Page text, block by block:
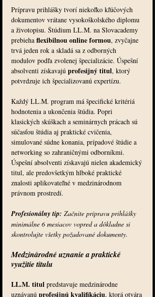
Prípravu prihlášky tvorí niekoľko kľúčových
dokumentov vrátane vysokoškolského diplomu
a životopisu. Štúdium LL.M. na Slovacademy
prebieha flexibilnou online formou, zvyčajne
trvá jeden rok a skladá sa z odborných
modulov podľa zvolenej špecializácie. Úspešní
absolventi získavajú profesijný titul, ktorý
potvrdzuje ich špecializovanú expertízu.
Každý LL.M. program má špecifické kritériá
hodnotenia a ukončenia štúdia. Popri
klasických skúškach a seminárnych prácach sú
súčasťou štúdia aj praktické cvičenia,
simulované súdne konania, prípadové štúdie a
networking so zahraničnými odborníkmi.
Úspešní absolventi získavajú nielen akademický
titul, ale predovšetkým hlboké praktické
znalosti aplikovateľné v medzinárodnom
právnom prostredí.
Profesionálny tip: Začnite prípravu prihlášky
minimálne 6 mesiacov vopred a dôkladne si
skontrolujte všetky požadované dokumenty.
Medzinárodné uznanie a praktické
využitie titulu
LL.M. titul predstavuje medzinárodne
uznávanú profesijnú kvalifikáciu, ktorá otvára